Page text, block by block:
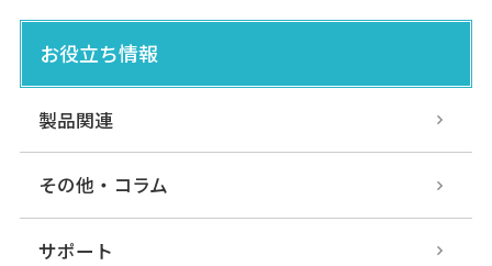
お役立ち情報
製品関連
その他・コラム
サポート